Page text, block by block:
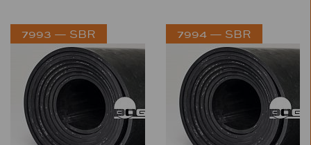
7993 — SBR 7994 — SBR